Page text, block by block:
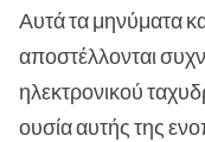
Αυτά τα μηνύματα
αποστέλλονται
ηλεκτρονικού
ουσία αυτής της